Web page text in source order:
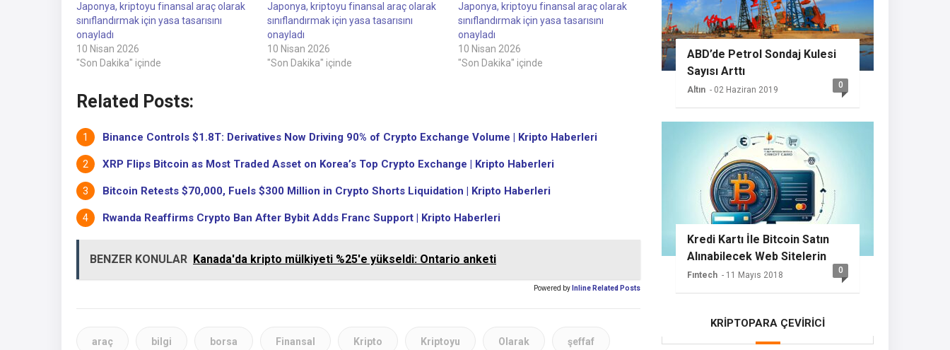
Japonya, kriptoyu finansal araç olarak
sınıflandırmak için yasa tasarısını
onayladı
10 Nisan 2026
"Son Dakika" içinde
Japonya, kriptoyu finansal araç olarak
sınıflandırmak için yasa tasarısını
onayladı
10 Nisan 2026
"Son Dakika" içinde
Japonya, kriptoyu finansal araç olarak
sınıflandırmak için yasa tasarısını
onayladı
10 Nisan 2026
"Son Dakika" içinde
Related Posts:
Binance Controls $1.8T: Derivatives Now Driving 90% of Crypto Exchange Volume | Kripto Haberleri
XRP Flips Bitcoin as Most Traded Asset on Korea’s Top Crypto Exchange | Kripto Haberleri
Bitcoin Retests $70,000, Fuels $300 Million in Crypto Shorts Liquidation | Kripto Haberleri
Rwanda Reaffirms Crypto Ban After Bybit Adds Franc Support | Kripto Haberleri
BENZER KONULAR Kanada'da kripto mülkiyeti %25'e yükseldi: Ontario anketi
Powered by Inline Related Posts
araç bilgi borsa Finansal Kripto Kriptoyu Olarak şeffaf
ABD’de Petrol Sondaj Kulesi
Sayısı Arttı
Altın - 02 Haziran 2019 0
Kredi Kartı İle Bitcoin Satın
Alınabilecek Web Sitelerin
Listesi
Fıntech - 11 Mayıs 2018 0
KRİPTOPARA ÇEVİRİCİ